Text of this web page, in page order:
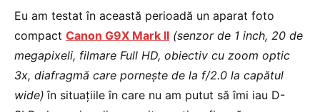
Eu am testat în această perioadă un aparat foto
compact Canon G9X Mark II (senzor de 1 inch, 20 de
megapixeli, filmare Full HD, obiectiv cu zoom optic
3x, diafragmă care pornește de la f/2.0 la capătul
wide) în situațiile în care nu am putut să îmi iau D-